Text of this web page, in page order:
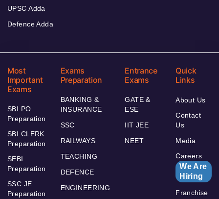
UPSC Adda
Defence Adda
Most
Important
Exams
SBI PO
Preparation
SBI CLERK
Preparation
SEBI
Preparation
SSC JE
Preparation
Exams
Preparation
BANKING &
INSURANCE
SSC
RAILWAYS
TEACHING
DEFENCE
ENGINEERING
Entrance
Exams
GATE &
ESE
IIT JEE
NEET
Quick
Links
About Us
Contact
Us
Media
Careers
We Are
Hiring
Franchise